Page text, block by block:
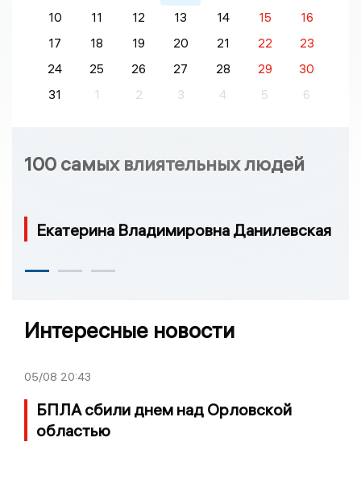
10
11 12 13 14 15
16
17
18 19 20 21 22
23
24
25 26 27 28 29
30
31
1 2 3 4 5 6
100 самых влиятельных людей
Екатерина Владимировна Данилевская
Интересные новости
05/08 20:43
БПЛА сбили днем над Орловской
областью